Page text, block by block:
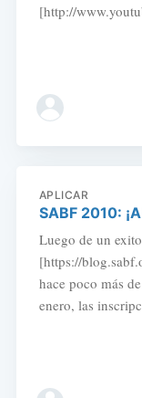
[http://
APLICAR
SABF 2010:
Luego de un
[https://
hace poco más
enero, las